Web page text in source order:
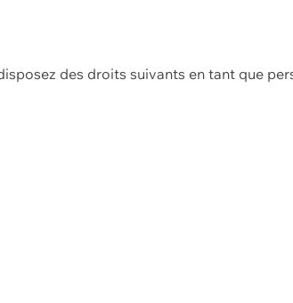
des droits suivants en tant que